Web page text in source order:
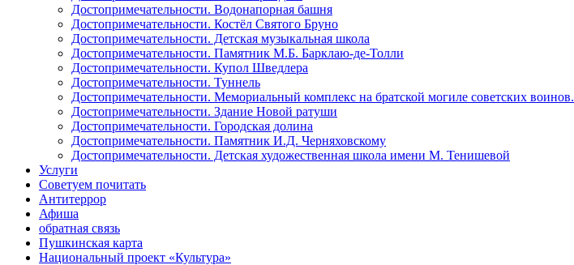
Достопримечательности. Водонапорная башня
Достопримечательности. Костёл Святого Бруно
Достопримечательности. Детская музыкальная школа
Достопримечательности. Памятник М.Б. Барклаю-де-Толли
Достопримечательности. Купол Шведлера
Достопримечательности. Туннель
Достопримечательности. Мемориальный комплекс на братской могиле советских воинов.
Достопримечательности. Здание Новой ратуши
Достопримечательности. Городская долина
Достопримечательности. Памятник И.Д. Черняховскому
Достопримечательности. Детская художественная школа имени М. Тенишевой
Услуги
Советуем почитать
Антитеррор
Афиша
обратная связь
Пушкинская карта
Национальный проект «Культура»